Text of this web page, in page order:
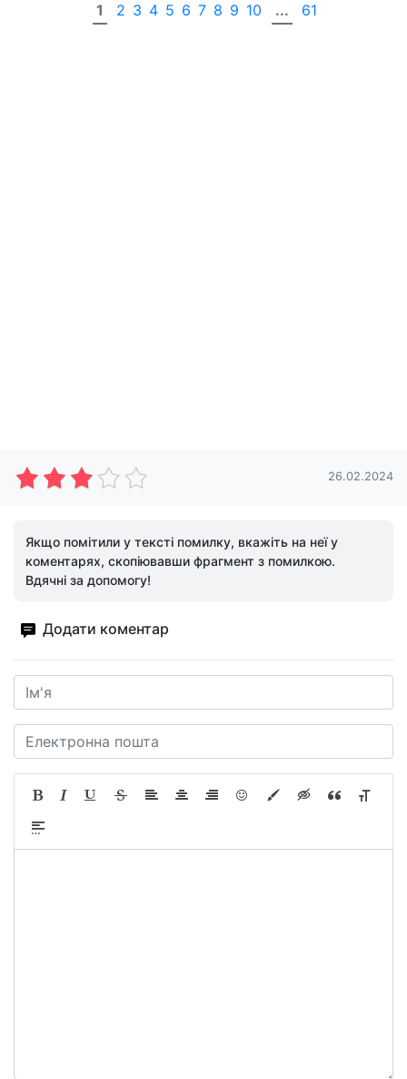
1 2 3 4 5 6 7 8 9 10 ... 61
26.02.2024
Якщо помітили у тексті помилку, вкажіть на неї у
коментарях, скопіювавши фрагмент з помилкою.
Вдячні за допомогу!
Додати коментар